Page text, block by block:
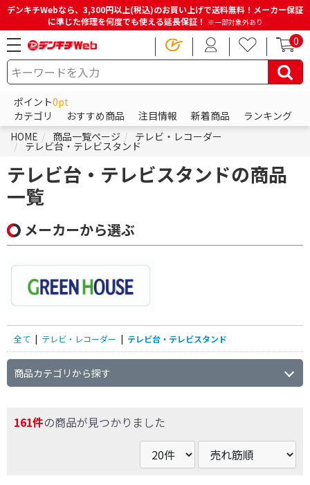
デンキチWebなら、3,300円以上(税込)のお買い上げで送料無料！メーカー保証
に準じた修理を何度でも使える延長保証！ ※一部対象外あり
0
ポイント0pt
カテゴリ
おすすめ商品 注目情報 新着商品
ランキング
HOME
商品一覧ページ テレビ・レコーダー
テレビ台・テレビスタンド
テレビ台・テレビスタンドの商品
一覧
メーカーから選ぶ
全て | テレビ・レコーダー | テレビ台・テレビスタンド
商品カテゴリから探す
161件の商品が見つかりました